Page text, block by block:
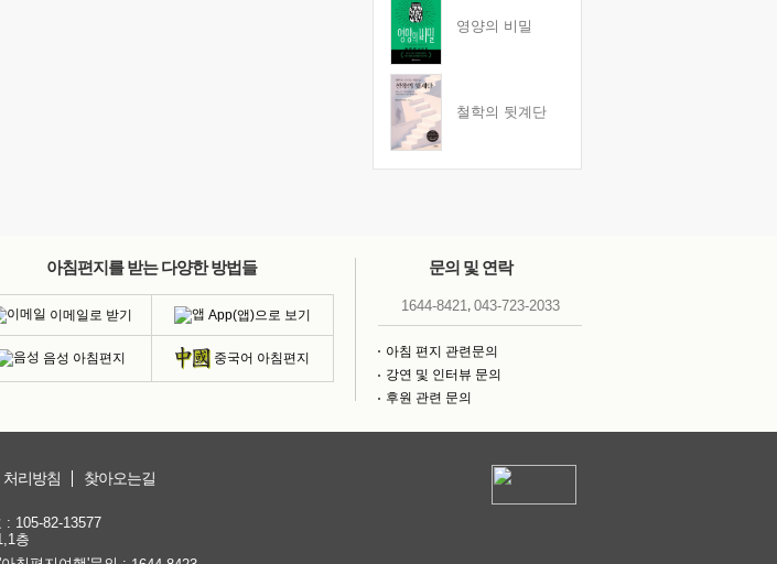
영양의 비밀
철학의 뒷계단
아침편지를 받는 다양한 방법들
이메일로 받기 App(앱)으로 보기
음성 아침편지 중국어 아침편지
문의 및 연락
1644-8421, 043-723-2033
아침 편지 관련문의
강연 및 인터뷰 문의
후원 관련 문의
리방침 찾아오는길
105-82-13577
층